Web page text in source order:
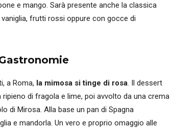
e mango. Sarà presente anche la classica
frutti rossi oppure con gocce di
a Roma, la mimosa si tinge di rosa. Il dessert
di fragola e lime, poi avvolto da una crema
di Mirosa. Alla base un pan di Spagna
e mandorla. Un vero e proprio omaggio alle